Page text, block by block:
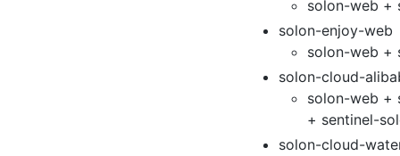
solon-web +
solon-enjoy-web
solon-web +
solon-cloud-
solon-web +
+ sentinel-
solon-cloud-